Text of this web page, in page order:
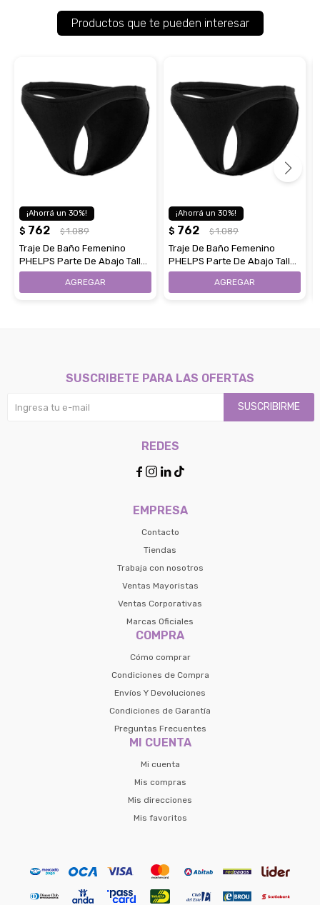
Productos que te pueden interesar
30
$ 762 $ 1.089
Traje De Baño Femenino
PHELPS Parte De Abajo Talle
32 - Black
30
$ 762 $ 1.089
Traje De Baño Femenino
PHELPS Parte De Abajo Talle
28 - Black
EMPRESA
Contacto
Tiendas
Trabaja con nosotros
Ventas Mayoristas
Ventas Corporativas
Marcas Oficiales
COMPRA
Cómo comprar
Condiciones de Compra
Envíos Y Devoluciones
Condiciones de Garantía
Preguntas Frecuentes
MI CUENTA
Mi cuenta
Mis compras
Mis direcciones
Mis favoritos
SUSCRIBETE PARA LAS OFERTAS
SUSCRIBIRME
REDES
   